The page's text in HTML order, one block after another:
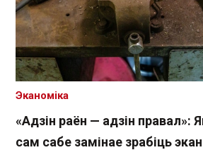
«Адзін раён — адзін правал»:
сам сабе замінае зрабіць
Эканоміка